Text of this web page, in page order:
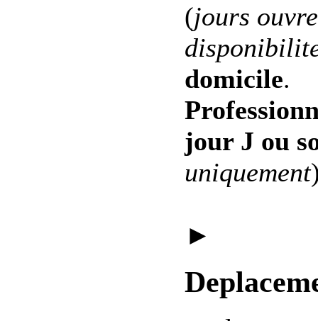
(jours
domicile.
jour J ou
uniquement
►